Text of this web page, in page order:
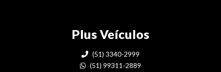
Plus Veículos
(51) 3340-2999
(51) 99311-2889